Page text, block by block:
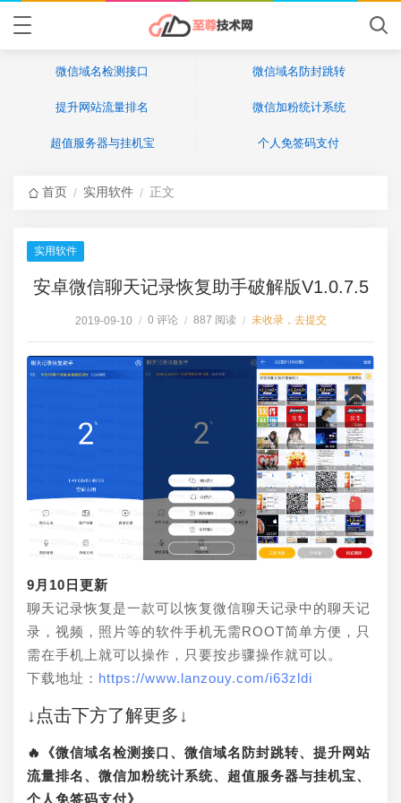
微信域名检测接口 微信域名防封跳转
提升网站流量排名 微信加粉统计系统
超值服务器与挂机宝 个人免签码支付
首页 / 实用软件 / 正文
实用软件
安卓微信聊天记录恢复助手破解版V1.0.7.5
2019-09-10 / 0 评论 / 887 阅读 / 未收录，去提交
9月10日更新
聊天记录恢复是一款可以恢复微信聊天记录中的聊天记
录，视频，照片等的软件手机无需ROOT简单方便，只
需在手机上就可以操作，只要按步骤操作就可以。
下载地址： https://www.lanzouy.com/i63zldi
↓点击下方了解更多↓
🔥《微信域名检测接口、微信域名防封跳转、提升网站
流量排名、微信加粉统计系统、超值服务器与挂机宝、
个人免签码支付》